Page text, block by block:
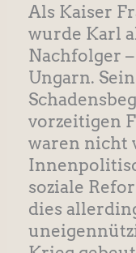
Als Kaiser
wurde Karl
Nachfolger
Ungarn.
vorzeitigen
waren nicht
soziale
dies